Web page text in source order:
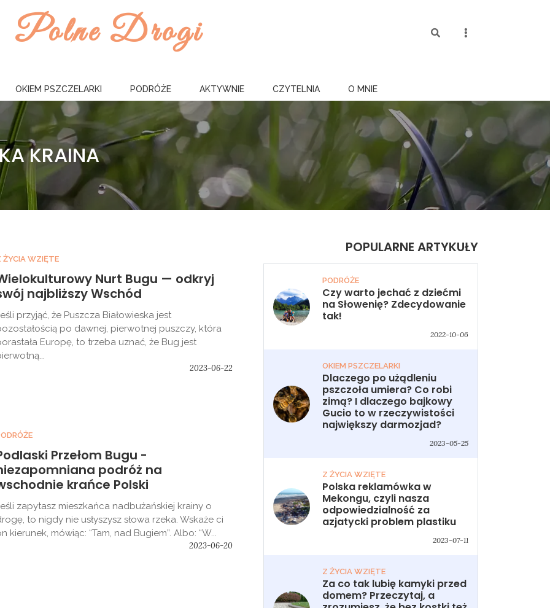
Polne Drogi
OKIEM PSZCZELARKI PODRÓŻE AKTYWNIE CZYTELNIA O MNIE
KRAINA
ŻYCIA WZIĘTE
Nurt Bugu — odkryj
najbliższy Wschód
przyjąć, że Puszcza Białowieska jest
po dawnej, pierwotnej puszczy, która
Europę, to trzeba uznać, że Bug jest
2023-06-22
Przełom Bugu -
podróż na
krańce Polski
zapytasz mieszkańca nadbużańskiej krainy o
to nigdy nie usłyszysz słowa rzeka. Wskaże ci
kierunek, mówiąc: “Tam, nad Bugiem”. Albo: “W...
2023-06-20
POPULARNE ARTYKUŁY
PODRÓŻE
Czy warto jechać z dziećmi
na Słowenię? Zdecydowanie
tak!
2022-10-06
OKIEM PSZCZELARKI
Dlaczego po użądleniu
pszczoła umiera? Co robi
zimą? I dlaczego bajkowy
Gucio to w rzeczywistości
największy darmozjad?
2023-05-25
Z ŻYCIA WZIĘTE
Polska reklamówka w
Mekongu, czyli nasza
odpowiedzialność za
azjatycki problem plastiku
2023-07-11
Z ŻYCIA WZIĘTE
Za co tak lubię kamyki przed
domem? Przeczytaj, a